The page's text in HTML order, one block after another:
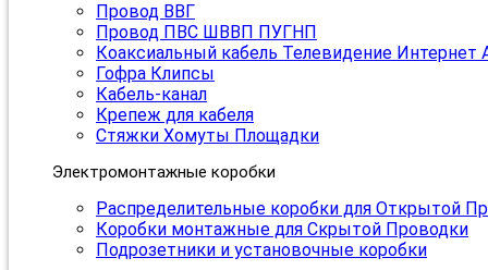
Провод ВВГ
Провод ПВС ШВВП ПУГНП
Коаксиальный кабель Телевидение Интернет
Гофра Клипсы
Кабель-канал
Крепеж для кабеля
Стяжки Хомуты Площадки
Электромонтажные коробки
Распределительные коробки для Открытой
Коробки монтажные для Скрытой Проводки
Подрозетники и установочные коробки